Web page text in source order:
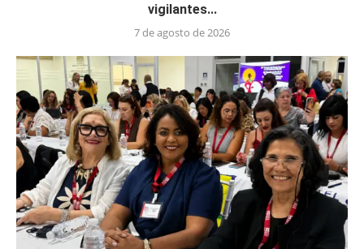
vigilantes...
7 de agosto de 2026